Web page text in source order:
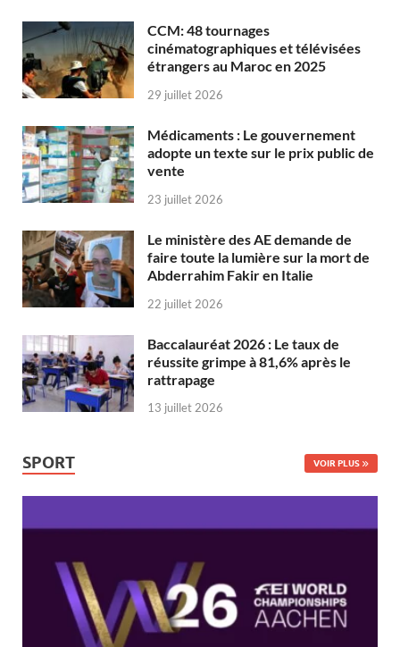
CCM: 48 tournages
cinématographiques et télévisées
étrangers au Maroc en 2025
29 juillet 2026
Médicaments : Le gouvernement
adopte un texte sur le prix public de
vente
23 juillet 2026
Le ministère des AE demande de
faire toute la lumière sur la mort de
Abderrahim Fakir en Italie
22 juillet 2026
Baccalauréat 2026 : Le taux de
réussite grimpe à 81,6% après le
rattrapage
13 juillet 2026
SPORT VOIR PLUS